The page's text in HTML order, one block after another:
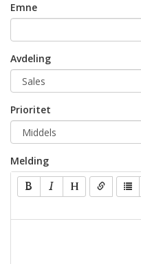
Emne
Avdeling
Prioritet
Melding